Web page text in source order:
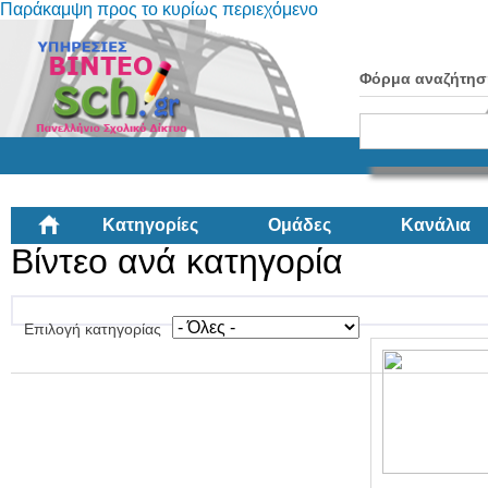
Παράκαμψη προς το κυρίως περιεχόμενο
Φόρμα
Κατηγορίες Ομάδες Κανάλια
Βίντεο ανά κατηγορία
Επιλογή κατηγορίας